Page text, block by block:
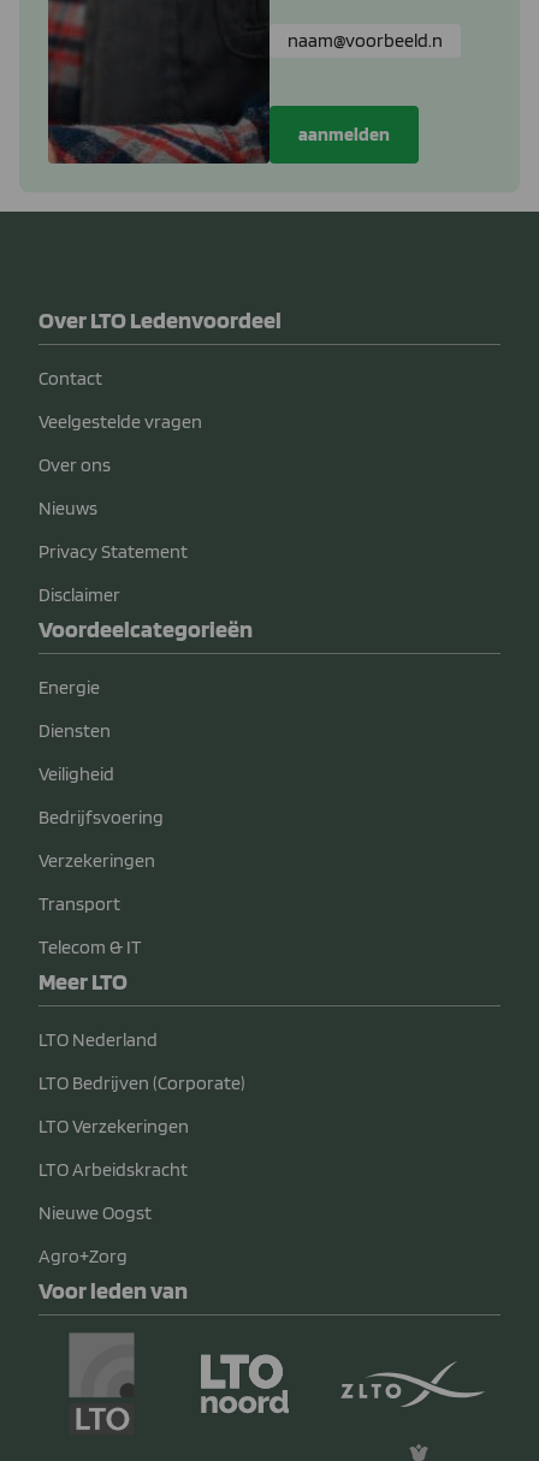
Over LTO Ledenvoordeel
Contact
Veelgestelde vragen
Over ons
Nieuws
Privacy Statement
Disclaimer
Voordeelcategorieën
Energie
Diensten
Veiligheid
Bedrijfsvoering
Verzekeringen
Transport
Telecom & IT
Meer LTO
LTO Nederland
LTO Bedrijven (Corporate)
LTO Verzekeringen
LTO Arbeidskracht
Nieuwe Oogst
Agro+Zorg
Voor leden van